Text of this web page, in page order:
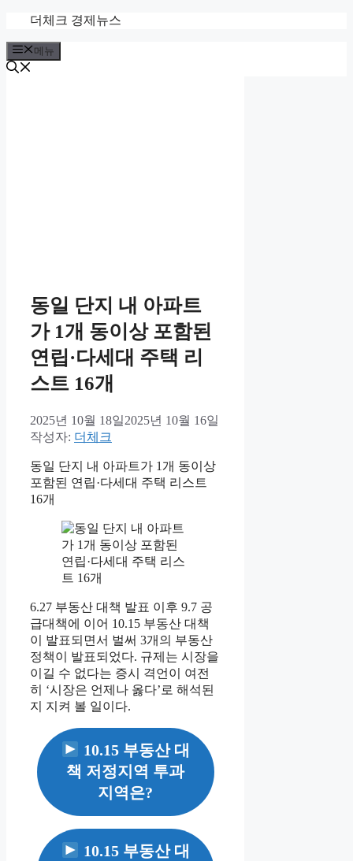
츠
로
더체크 경제뉴스
메뉴
동일 단지 내 아파트
가 1개 동이상 포함된
연립·다세대 주택 리
스트 16개
2025년 10월 18일2025년 10월 16일
작성자: 더체크
동일 단지 내 아파트가 1개 동이상
포함된 연립·다세대 주택 리스트
16개
6.27 부동산 대책 발표 이후 9.7 공
급대책에 이어 10.15 부동산 대책
이 발표되면서 벌써 3개의 부동산
정책이 발표되었다. 규제는 시장을
이길 수 없다는 증시 격언이 여전
히 ‘시장은 언제나 옳다’로 해석된
지 지켜 볼 일이다.
10.15 부동산 대
책 저정지역 투과
지역은?
10.15 부동산 대